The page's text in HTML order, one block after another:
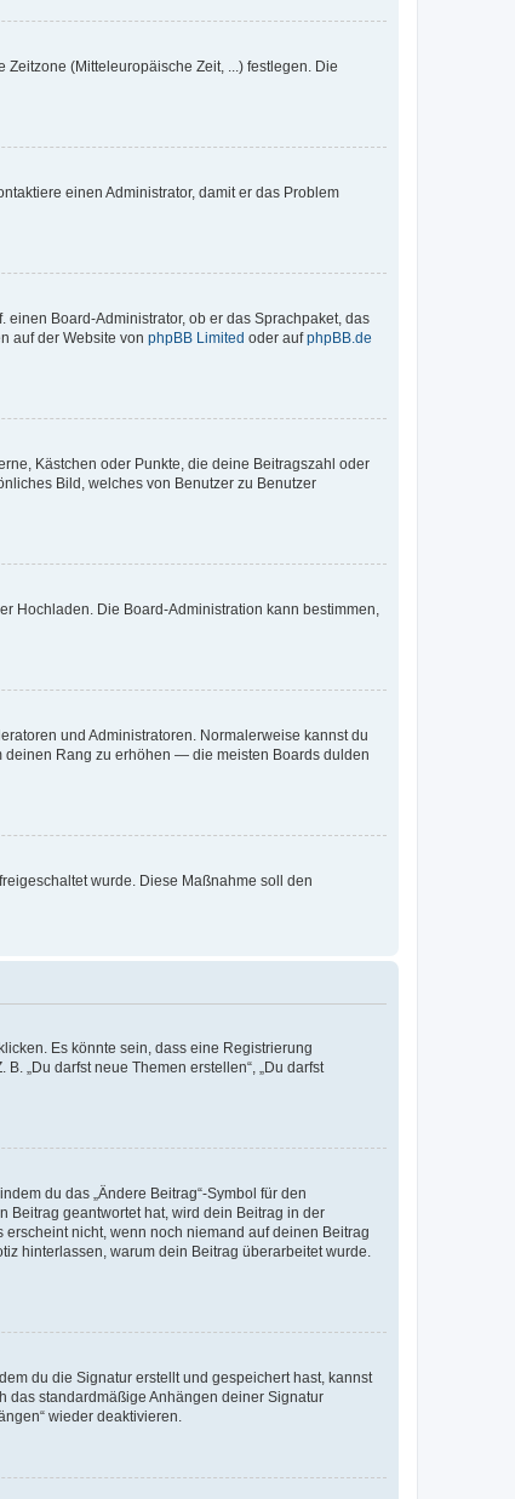
(Mitteleuropäische Zeit, ...) festlegen. Die
einen Administrator, damit er das Problem
Board-Administrator, ob er das Sprachpaket, das
auf der Website von phpBB Limited oder aufphpBB.de
Kästchen oder Punkte, die deine Beitragszahl oder
Bild, welches von Benutzer zu Benutzer
Hochladen. Die Board-Administration kann bestimmen,
und Administratoren. Normalerweise kannst du
deinen Rang zu erhöhen — die meisten Boards dulden
wurde. Diese Maßnahme soll den
Es könnte sein, dass eine Registrierung
„Du darfst neue Themen erstellen“, „Du darfst
du das „Ändere Beitrag“-Symbol für den
Beitrag geantwortet hat, wird dein Beitrag in der
nicht, wenn noch niemand auf deinen Beitrag
hinterlassen, warum dein Beitrag überarbeitet wurde.
du die Signatur erstellt und gespeichert hast, kannst
das standardmäßige Anhängen deiner Signatur
wieder deaktivieren.